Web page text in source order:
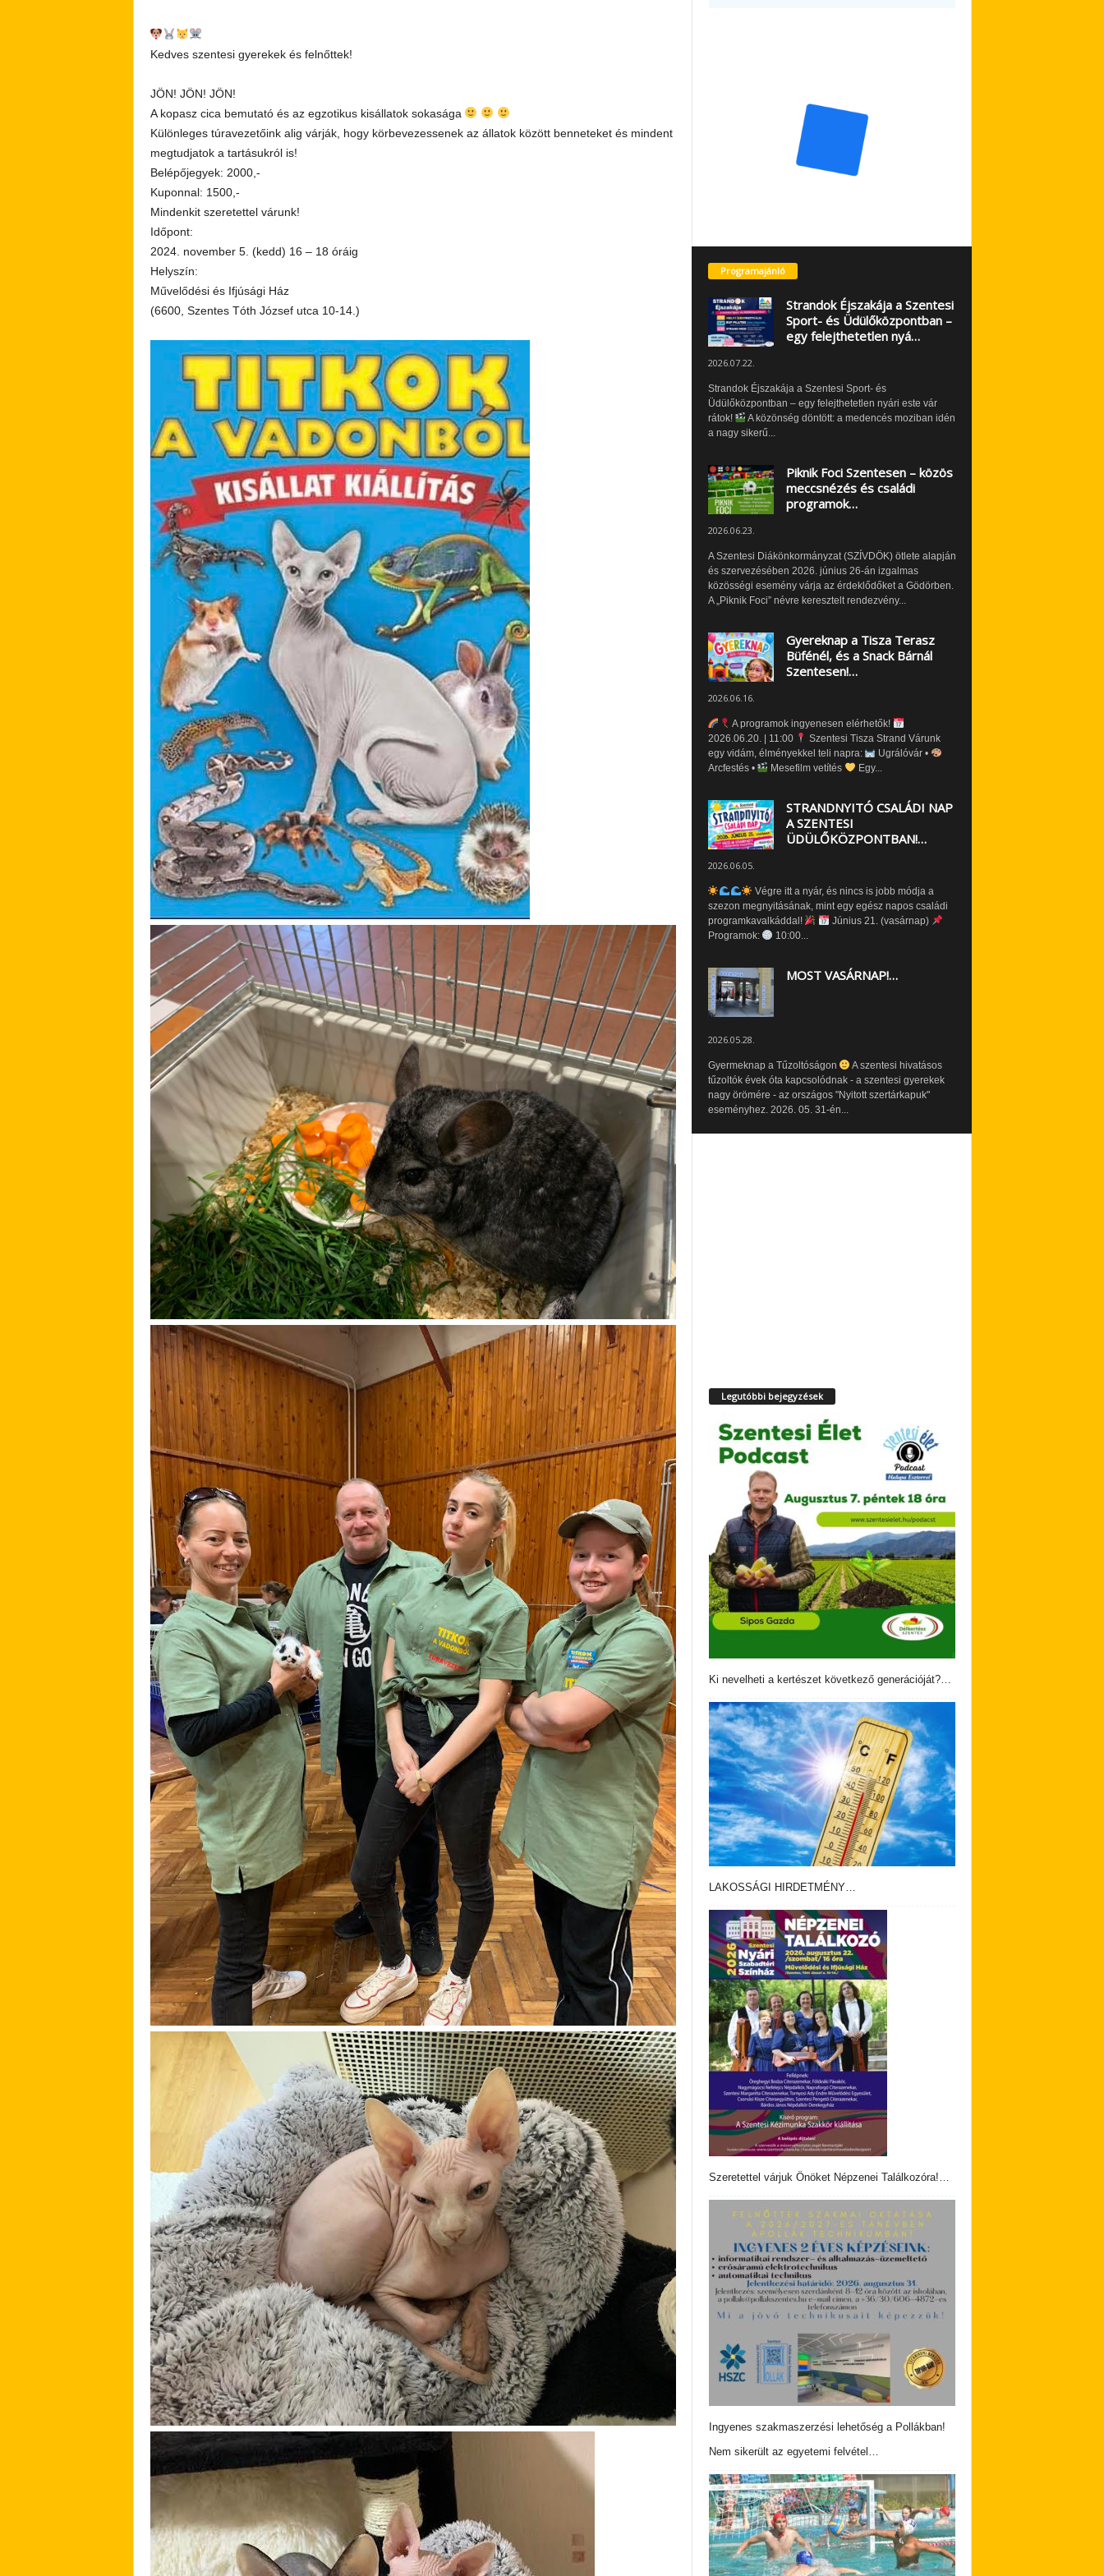
Kedves szentesi gyerekek és felnőttek!
JÖN! JÖN! JÖN!
A kopasz cica bemutató és az egzotikus kisállatok sokasága
Különleges túravezetőink alig várják, hogy körbevezessenek az állatok között benneteket és mindent
megtudjatok a tartásukról is!
Belépőjegyek: 2000,-
Kuponnal: 1500,-
Mindenkit szeretettel várunk!
Időpont:
2024. november 5. (kedd) 16 – 18 óráig
Helyszín:
Művelődési és Ifjúsági Ház
(6600, Szentes Tóth József utca 10-14.)
Programajánló
Strandok Éjszakája a Szentesi
Sport- és Üdülőközpontban –
egy felejthetetlen nyá…
2026.07.22.
Strandok Éjszakája a Szentesi Sport- és
Üdülőközpontban – egy felejthetetlen nyári este vár
rátok!
A közönség döntött: a medencés moziban idén
a nagy sikerű...
Piknik Foci Szentesen – közös
meccsnézés és családi
programok…
2026.06.23.
A Szentesi Diákönkormányzat (SZÍVDÖK) ötlete alapján
és szervezésében 2026. június 26-án izgalmas
közösségi esemény várja az érdeklődőket a Gödörben.
A „Piknik Foci” névre keresztelt rendezvény...
Gyereknap a Tisza Terasz
Büfénél, és a Snack Bárnál
Szentesen!…
2026.06.16.
A programok ingyenesen elérhetők!
2026.06.20. | 11:00
Szentesi Tisza Strand Várunk
egy vidám, élményekkel teli napra:
Ugrálóvár •
Arcfestés •
Mesefilm vetítés Egy...
STRANDNYITÓ CSALÁDI NAP
A SZENTESI
ÜDÜLŐKÖZPONTBAN!…
2026.06.05.
Végre itt a nyár, és nincs is jobb módja a
szezon megnyitásának, mint egy egész napos családi
programkavalkáddal!
Június 21. (vasárnap)
Programok:
10:00...
MOST VASÁRNAP!…
2026.05.28.
Gyermeknap a Tűzoltóságon
A szentesi hivatásos
tűzoltók évek óta kapcsolódnak - a szentesi gyerekek
nagy örömére - az országos "Nyitott szertárkapuk"
eseményhez. 2026. 05. 31-én...
Legutóbbi bejegyzések
Ki nevelheti a kertészet következő generációját?…
LAKOSSÁGI HIRDETMÉNY…
Szeretettel várjuk Önöket Népzenei Találkozóra!…
Ingyenes szakmaszerzési lehetőség a Pollákban!
Nem sikerült az egyetemi felvétel…